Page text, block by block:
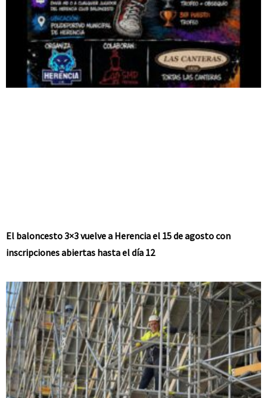
El baloncesto 3×3 vuelve a Herencia el 15 de agosto con
inscripciones abiertas hasta el día 12